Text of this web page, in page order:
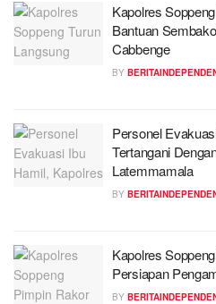
Kapolres
Bantuan
Cabbenge
BY
Personel
Tertangani
Latemmamala
BY
Kapolres
Persiapan
BY